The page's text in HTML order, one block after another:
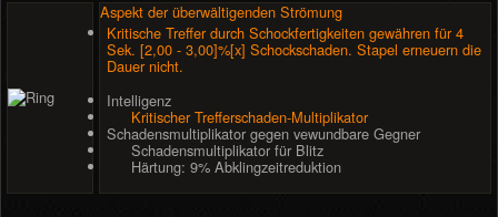
Aspekt der überwältigenden Strömung
Kritische Treffer durch Schockfertigkeiten gewähren für 4
Sek. [2,00 - 3,00]%[x] Schockschaden. Stapel erneuern die
Dauer nicht.
Intelligenz
Kritischer Trefferschaden-Multiplikator
Schadensmultiplikator gegen vewundbare Gegner
Schadensmultiplikator für Blitz
Härtung: 9% Abklingzeitreduktion